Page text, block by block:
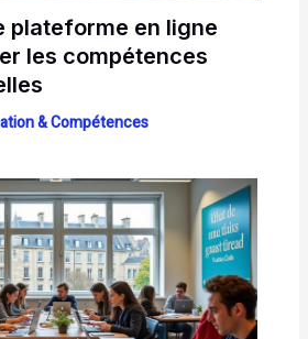
plateforme en ligne
les compétences
& Compétences